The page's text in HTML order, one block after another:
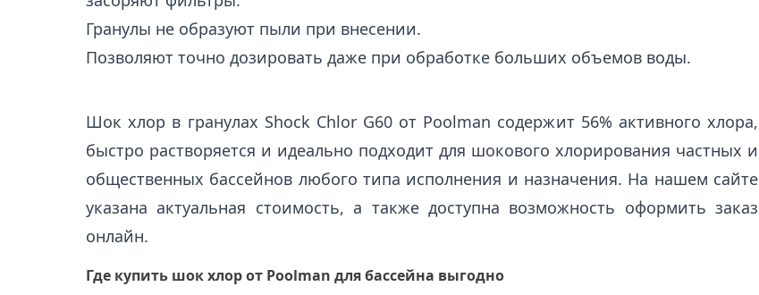
Гранулы не образуют пыли при внесении.
Позволяют точно дозировать даже при обработке больших объемов воды.
Шок хлор в гранулах Shock Chlor G60 от Poolman содержит 56% активного хлора,
быстро растворяется и идеально подходит для шокового хлорирования частных и
общественных бассейнов любого типа исполнения и назначения. На нашем сайте
указана актуальная стоимость, а также доступна возможность оформить заказ
онлайн.
Где купить шок хлор от Poolman для бассейна выгодно